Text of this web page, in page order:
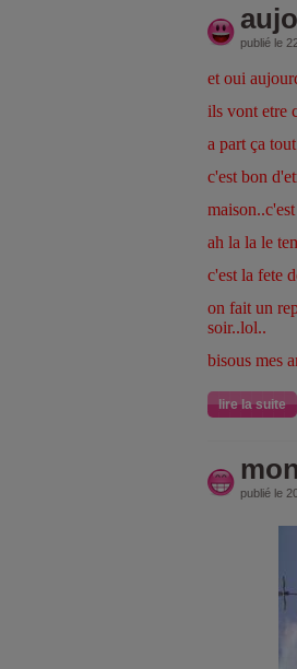
publié le
et oui
ils vont etre
a part ça
c'est bon
ah la la le
c'est la fete
on fait un
soir..lol..
bisous mes
lire la suite
publié le